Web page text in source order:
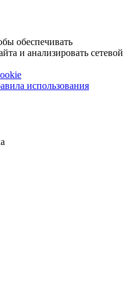
обеспечивать
и анализировать сетевой
использования